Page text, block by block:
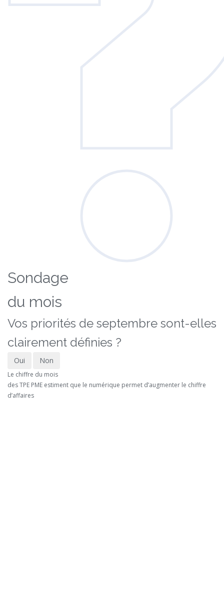
Sondage
du mois
Vos priorités de septembre sont-elles
clairement définies ?
Oui Non
Le chiffre du mois
des TPE PME estiment que le numérique permet d’augmenter le chiffre
d’affaires